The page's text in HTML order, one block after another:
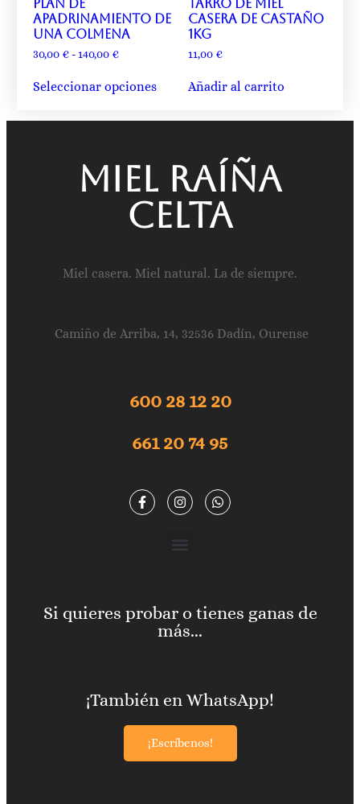
Plan de
apadrinamiento de
una colmena
30,00 € - 140,00 €
Seleccionar opciones
Tarro de miel
casera de castaño
1kg
11,00 €
Añadir al carrito
Miel raíña
celta
Miel casera. Miel natural. La de siempre.
Camiño de Arriba, 14, 32536 Dadín, Ourense
600 28 12 20
661 20 74 95
Si quieres probar o tienes ganas de
más...
¡También en WhatsApp!
¡Escríbenos!